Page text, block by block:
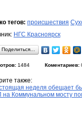
тегов: происшествия
НГС Красноярск
Поделиться…
1484 Коментариев:
также:
неделя обещает
на Коммунальном мосту